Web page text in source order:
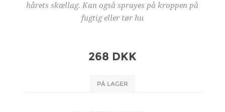
hårets skællag. Kan også sprayes på kroppen på
fugtig eller tør hu
268 DKK
PÅ LAGER